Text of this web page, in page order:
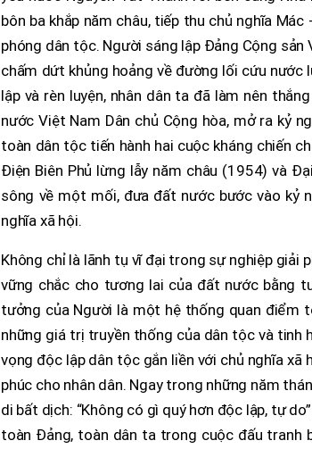
bôn ba khắp năm châu, tiếp thu chủ nghĩa
phóng dân tộc. Người sáng lập Đảng Cộng
chấm dứt khủng hoảng về đường lối cứu nước
lập và rèn luyện, nhân dân ta đã làm nên
nước Việt Nam Dân chủ Cộng hòa, mở ra kỷ
toàn dân tộc tiến hành hai cuộc kháng chiến
Điện Biên Phủ lừng lẫy năm châu (1954) và
sông về một mối, đưa đất nước bước vào kỷ
nghĩa xã hội.
Không chỉ là lãnh tụ vĩ đại trong sự nghiệp giải
vững chắc cho tương lai của đất nước bằng
tưởng của Người là một hệ thống quan điểm
những giá trị truyền thống của dân tộc và
vọng độc lập dân tộc gắn liền với chủ nghĩa xã
phúc cho nhân dân. Ngay trong những năm
di bất dịch: “Không có gì quý hơn độc lập, tự
toàn Đảng, toàn dân ta trong cuộc đấu tranh